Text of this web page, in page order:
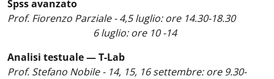
Spss avanzato
Prof. Fiorenzo Parziale - 4,5 luglio: ore 14.30-18.30
6 luglio: ore 10 -14
Analisi testuale — T-Lab
Prof. Stefano Nobile - 14, 15, 16 settembre: ore 9.30-